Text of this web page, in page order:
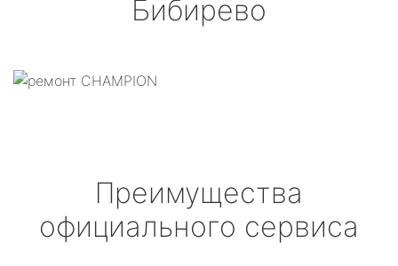
Бибирево
Преимущества
официального сервиса